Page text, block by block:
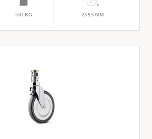
140 KG 245.5 MM